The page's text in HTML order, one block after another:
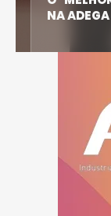
NA